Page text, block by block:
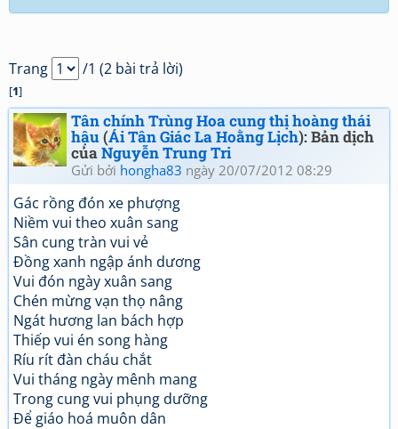
Trang /1 (2 bài trả lời)
[1]
Tân chính Trùng Hoa cung thị hoàng thái
hậu(Ái Tân Giác La Hoằng Lịch): Bản dịch
củaNguyễn Trung Tri
Gửi bởi hongha83 ngày 20/07/2012 08:29
Gác rồng đón xe phượng
Niềm vui theo xuân sang
Sân cung tràn vui vẻ
Đồng xanh ngập ánh dương
Vui đón ngày xuân sang
Chén mừng vạn thọ nâng
Ngát hương lan bách hợp
Thiếp vui én song hàng
Ríu rít đàn cháu chắt
Vui tháng ngày mênh mang
Trong cung vui phụng dưỡng
Để giáo hoá muôn dân